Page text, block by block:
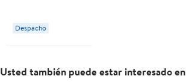
Despacho
Usted también puede estar interesado en